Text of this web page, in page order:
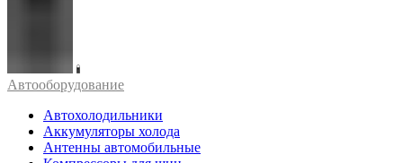
Автооборудование
Автохолодильники
Аккумуляторы холода
Антенны автомобильные